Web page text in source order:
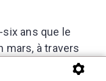
ans que le
mars, à travers
champ